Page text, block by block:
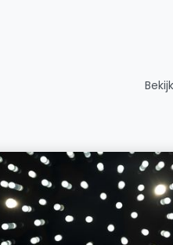
Smeenk Beheer B.V.
Sperwerstraat 72
Van Vreeswijk Ecologie
Dr. Schaepmanlaan 146